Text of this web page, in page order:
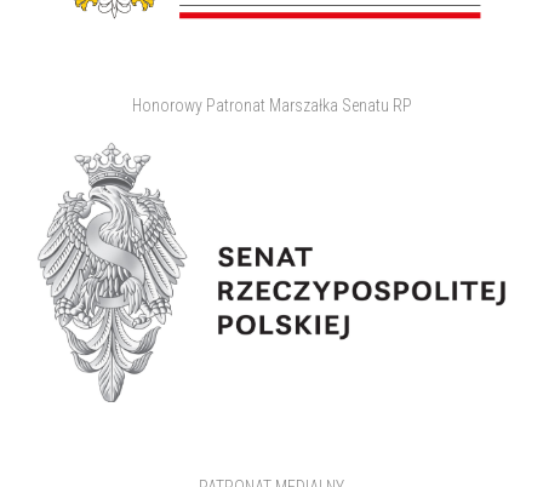
Honorowy Patronat Marszałka Senatu RP